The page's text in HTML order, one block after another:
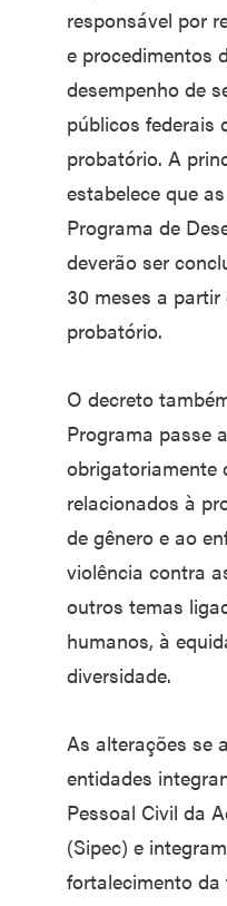
responsável por
e procedimentos
desempenho de
públicos federais
probatório. A
estabelece que
Programa de
deverão ser
30 meses a
probatório.
O decreto
Programa passe
obrigatoriamente
relacionados à
de gênero e ao
violência contra
outros temas
humanos, à
diversidade.
As alterações se
entidades
Pessoal Civil da
(Sipec) e
fortalecimento